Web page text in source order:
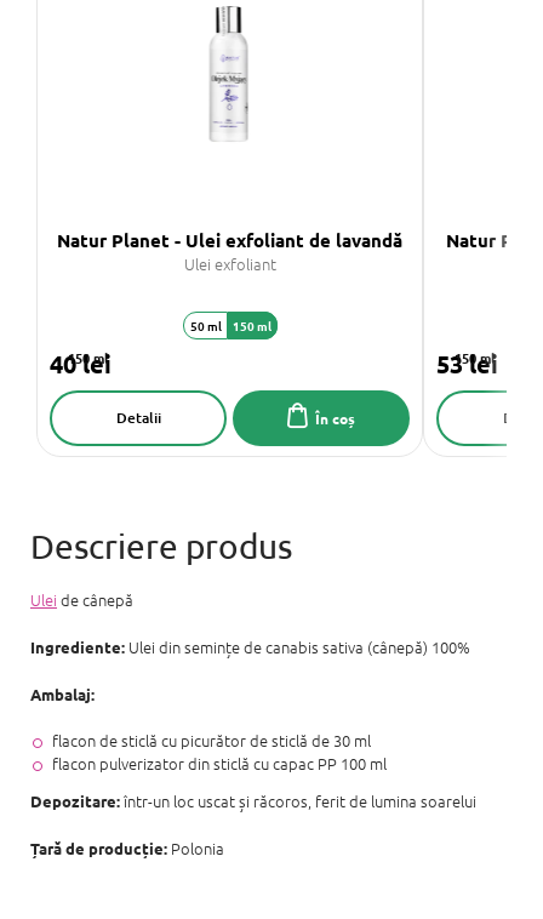
Natur Planet - Ulei exfoliant de lavandă
Ulei exfoliant
150 ml
40 lei
În coș
Detalii
50 ml 150 ml
Natur
150 ml
53 lei
Ulei de cânepă
Ingrediente: Ulei din semințe de canabis sativa (cânepă) 100%
Ambalaj:
flacon de sticlă cu picurător de sticlă de 30 ml
flacon pulverizator din sticlă cu capac PP 100 ml
Depozitare:într-un loc uscat și răcoros, ferit de lumina soarelui
Țară de producție: Polonia